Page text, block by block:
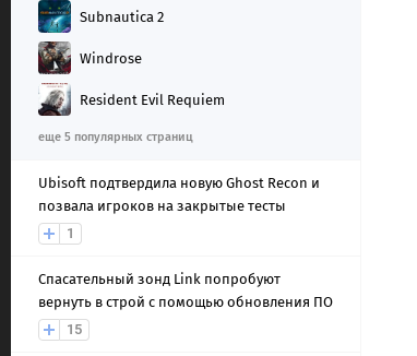
Subnautica 2
Windrose
Resident Evil Requiem
еще 5 популярных страниц
Ubisoft подтвердила новую Ghost Recon и
позвала игроков на закрытые тесты
1
Спасательный зонд Link попробуют
вернуть в строй с помощью обновления ПО
15